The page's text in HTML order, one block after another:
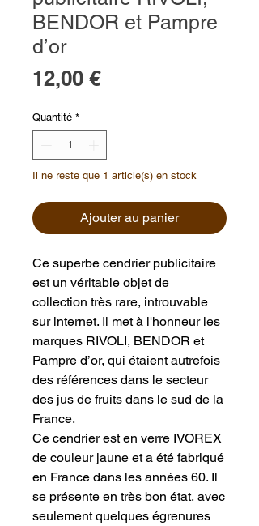
BENDOR et Pampre
d’or
12,00 €Prix
Quantité *
Il ne reste que 1 article(s) en stock
Ajouter au panier
Ce superbe cendrier publicitaire
est un véritable objet de
collection très rare, introuvable
sur internet. Il met à l'honneur les
marques RIVOLI, BENDOR et
Pampre d’or, qui étaient autrefois
des références dans le secteur
des jus de fruits dans le sud de la
France.
Ce cendrier est en verre IVOREX
de couleur jaune et a été fabriqué
en France dans les années 60. Il
se présente en très bon état, avec
seulement quelques égrenures